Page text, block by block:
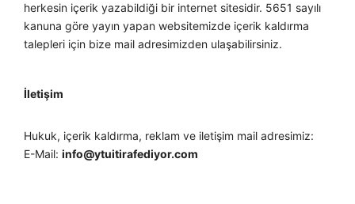
herkesin içerik yazabildiği bir internet sitesidir. 5651 sayılı
kanuna göre yayın yapan websitemizde içerik kaldırma
talepleri için bize mail adresimizden ulaşabilirsiniz.
İletişim
Hukuk, içerik kaldırma, reklam ve iletişim mail adresimiz:
E-Mail: info@ytuitirafediyor.com